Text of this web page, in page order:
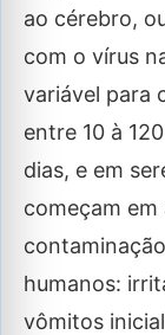
ao cérebro,
com o vírus
variável para
entre 10 à
dias, e em
começam
humanos:
vômitos